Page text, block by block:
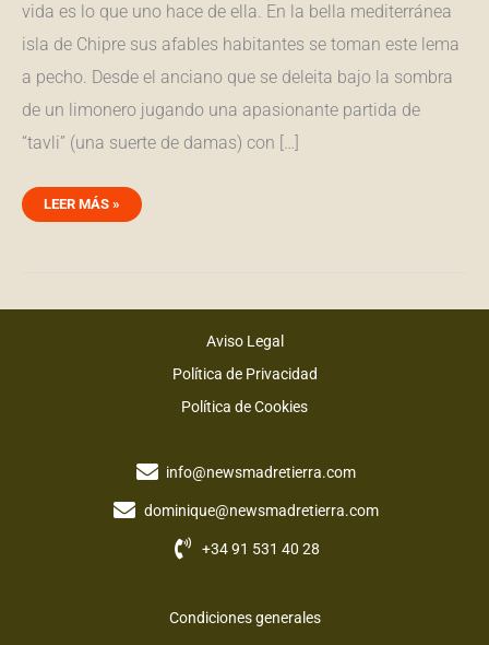
vida es lo que uno hace de ella. En la bella mediterránea
isla de Chipre sus afables habitantes se toman este lema
a pecho. Desde el anciano que se deleita bajo la sombra
de un limonero jugando una apasionante partida de
“tavli” (una suerte de damas) con […]
LEER MÁS »
Aviso Legal
Política de Privacidad
Política de Cookies
info@newsmadretierra.com
dominique@newsmadretierra.com
+34 91 531 40 28
Condiciones generales